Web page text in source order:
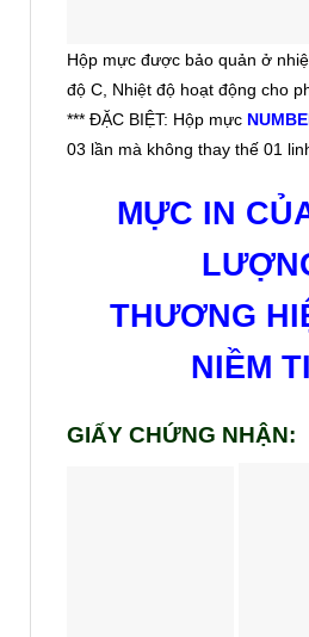
Hộp mực được bảo quản ở
độ C, Nhiệt độ hoạt động cho
*** ĐẶC BIỆT: Hộp mực
03 lần mà không thay thế 01
MỰC IN
THƯƠNG
NIỀM
GIẤY CHỨNG NHẬN: